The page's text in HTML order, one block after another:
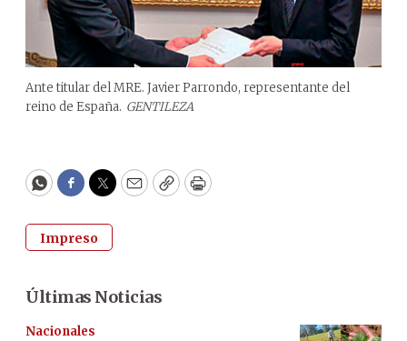
Ante titular del MRE. Javier Parrondo, representante del
reino de España. GENTILEZA
WhatsApp
Facebook
Twitter
EmailCopyPrint
Impreso
Últimas Noticias
Nacionales